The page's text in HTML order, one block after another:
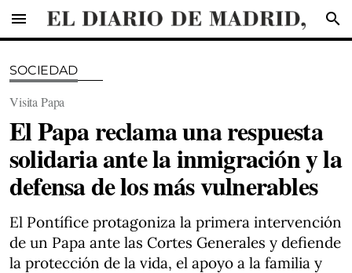
menu search
SOCIEDAD
Visita Papa
El Papa reclama una respuesta
solidaria ante la inmigración y la
defensa de los más vulnerables
El Pontífice protagoniza la primera intervención
de un Papa ante las Cortes Generales y defiende
la protección de la vida, el apoyo a la familia y